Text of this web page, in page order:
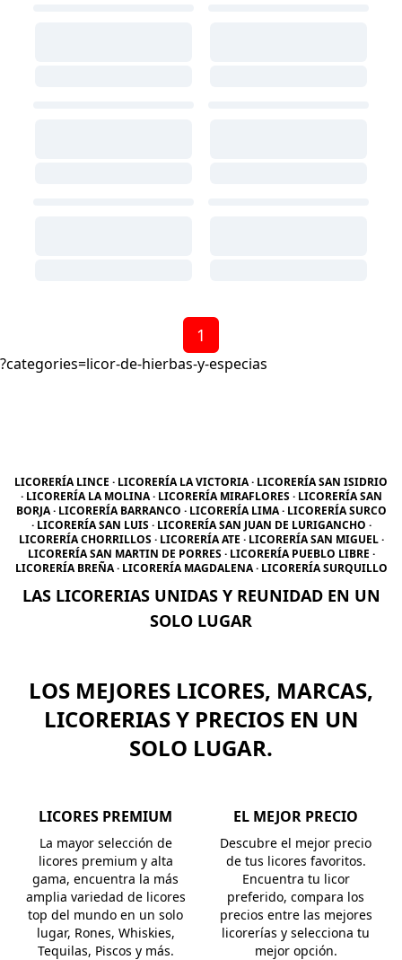
1
?categories=licor-de-hierbas-y-especias
LICORERÍA LINCE · LICORERÍA LA VICTORIA · LICORERÍA SAN ISIDRIO
· LICORERÍA LA MOLINA · LICORERÍA MIRAFLORES · LICORERÍA SAN
BORJA · LICORERÍA BARRANCO · LICORERÍA LIMA · LICORERÍA SURCO
· LICORERÍA SAN LUIS · LICORERÍA SAN JUAN DE LURIGANCHO ·
LICORERÍA CHORRILLOS · LICORERÍA ATE · LICORERÍA SAN MIGUEL ·
LICORERÍA SAN MARTIN DE PORRES · LICORERÍA PUEBLO LIBRE ·
LICORERÍA BREÑA · LICORERÍA MAGDALENA · LICORERÍA SURQUILLO
LAS LICORERIAS UNIDAS Y REUNIDAD EN UN
SOLO LUGAR
LOS MEJORES LICORES, MARCAS,
LICORERIAS Y PRECIOS EN UN
SOLO LUGAR.
LICORES PREMIUM
La mayor selección de
licores premium y alta
gama, encuentra la más
amplia variedad de licores
top del mundo en un solo
lugar, Rones, Whiskies,
Tequilas, Piscos y más.
EL MEJOR PRECIO
Descubre el mejor precio
de tus licores favoritos.
Encuentra tu licor
preferido, compara los
precios entre las mejores
licorerías y selecciona tu
mejor opción.